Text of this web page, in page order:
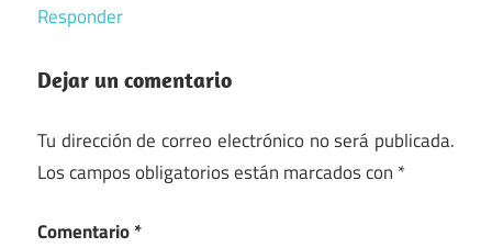
Responder
Dejar un comentario
Tu dirección de correo electrónico no será publicada.
Los campos obligatorios están marcados con *
Comentario*